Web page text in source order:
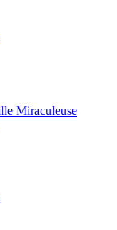
Miraculeuse